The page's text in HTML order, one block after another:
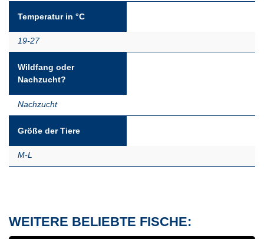
Temperatur in °C
19-27
Wildfang oder
Nachzucht?
Nachzucht
Größe der Tiere
M-L
WEITERE BELIEBTE FISCHE: